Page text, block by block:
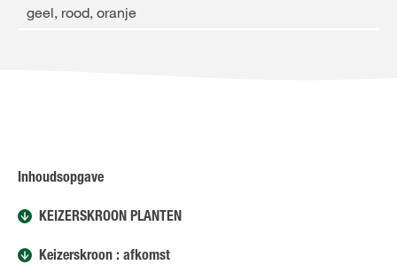
geel, rood, oranje
Inhoudsopgave
KEIZERSKROON PLANTEN
Keizerskroon : afkomst